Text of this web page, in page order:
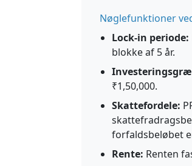
Nøglefunktioner
Lock-in periode:
blokke af 5 år.
₹1,50,000.
Skattefordele:
forfaldsbeløbet
Rente: Renten